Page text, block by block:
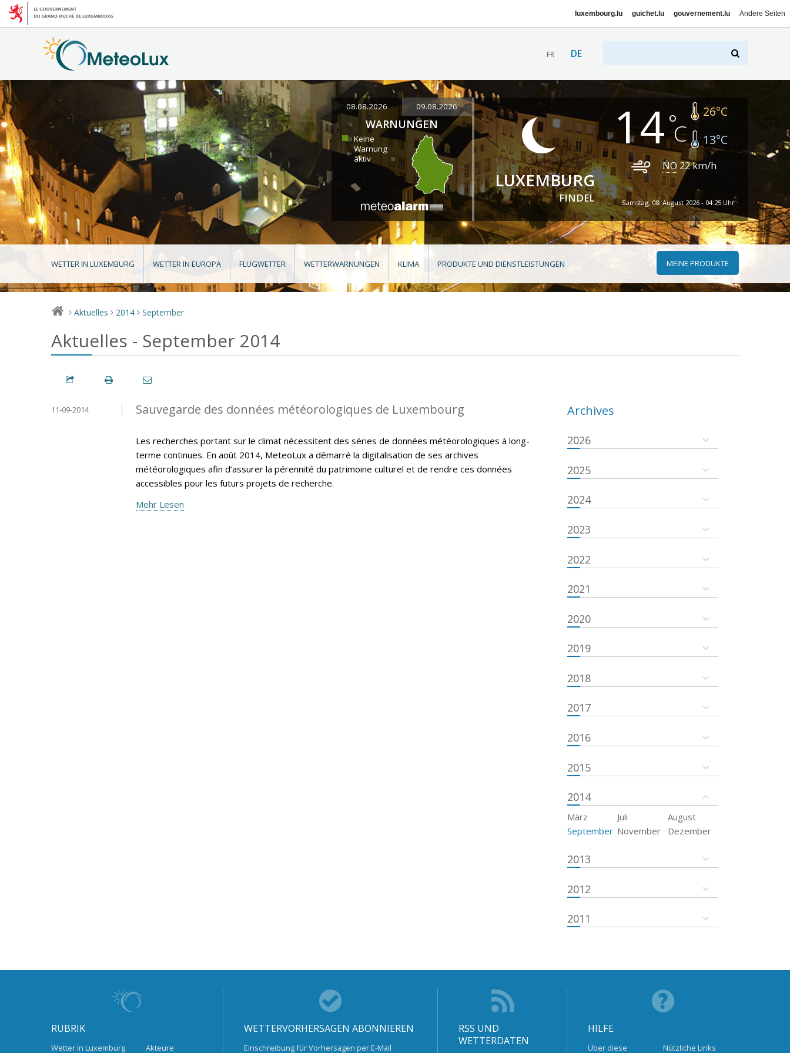
luxembourg.lu guichet.lu gouvernement.lu Andere Seiten
FR DE
08.08.2026 09.08.2026
WARNUNGEN
Keine
Warnung
aktiv
LUXEMBURG
FINDEL
14 26°C
13°C
NO 22km/h
Samstag, 08. August 2026 - 04:25 Uhr
WETTER IN LUXEMBURG WETTER IN EUROPA FLUGWETTER WETTERWARNUNGEN KLIMA PRODUKTE UND DIENSTLEISTUNGEN MEINE PRODUKTE
> Aktuelles > 2014 > September
Aktuelles - September 2014
Sauvegarde des données météorologiques de Luxembourg
11-09-2014
Les recherches portant sur le climat nécessitent des séries de données météorologiques à long-
terme continues. En août 2014, MeteoLux a démarré la digitalisation de ses archives
météorologiques afin d’assurer la pérennité du patrimoine culturel et de rendre ces données
accessibles pour les futurs projets de recherche.
Mehr Lesen
Archives
2026
2025
2024
2023
2022
2021
2020
2019
2018
2017
2016
2015
2014
März Juli
August
September November Dezember
2013
2012
2011
RUBRIK
Wetter in Luxemburg Akteure
WETTERVORHERSAGEN ABONNIEREN
Einschreibung für Vorhersagen per E-Mail
RSS UND
WETTERDATEN
HILFE
Über diese Nützliche Links